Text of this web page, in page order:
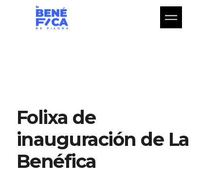
Folixa de
inauguración de La
Benéfica